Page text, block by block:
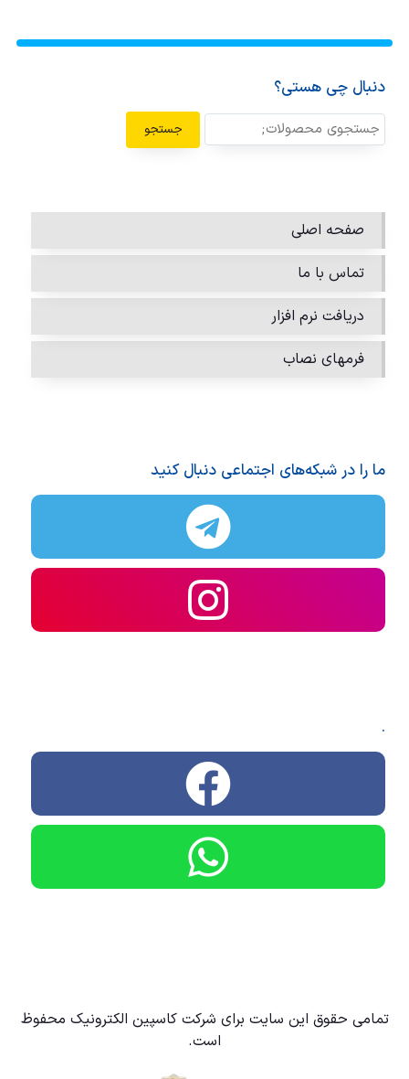
دنبال چی هستی؟
جستجو
صفحه اصلی
تماس با ما
دریافت نرم افزار
فرمهای نصاب
ما را در شبکه‌های اجتماعی دنبال کنید
.
تمامی حقوق این سایت برای شرکت کاسپین الکترونیک محفوظ
است.